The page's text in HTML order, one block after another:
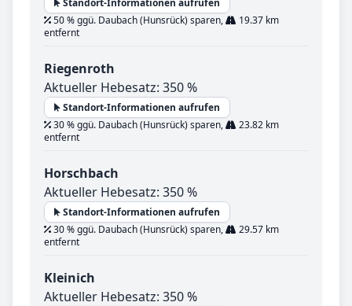
Standort-Informationen aufrufen
50 % ggü. Daubach (Hunsrück) sparen,
19.37 km
entfernt
Riegenroth
Aktueller Hebesatz: 350 %
Standort-Informationen aufrufen
30 % ggü. Daubach (Hunsrück) sparen,
23.82 km
entfernt
Horschbach
Aktueller Hebesatz: 350 %
Standort-Informationen aufrufen
30 % ggü. Daubach (Hunsrück) sparen,
29.57 km
entfernt
Kleinich
Aktueller Hebesatz: 350 %